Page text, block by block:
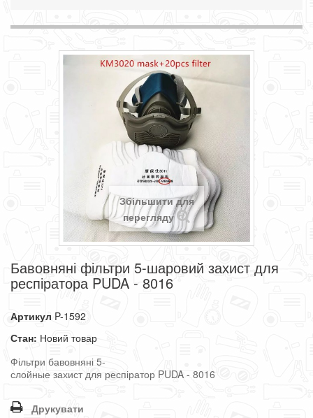
Збільшити для
перегляду
Бавовняні фільтри 5-шаровий захист для
респіратора PUDA - 8016
Артикул P-1592
Стан: Новий товар
Фільтри бавовняні 5-
слойные захист для респіратор PUDA - 8016
Друкувати